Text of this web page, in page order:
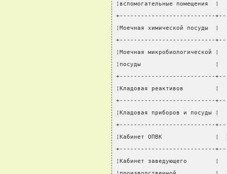
¦вспомогательные
+---------------------------
¦Моечная химической
+---------------------------
¦Моечная
¦посуды
+---------------------------
¦Кладовая реактивов
+---------------------------
¦Кладовая приборов и
+---------------------------
¦Кабинет ОПВК               ¦
+---------------------------
¦Кабинет заведующего